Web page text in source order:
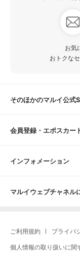
お気
おトクな
そのほかのマルイ公式
会員登録・エポスカー
インフォメーション
マルイウェブチャネル
ご利用規約 プライバ
個人情報の取り扱いに関